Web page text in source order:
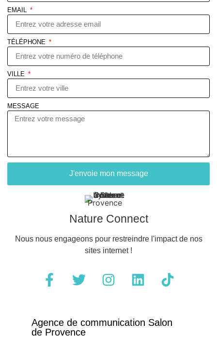
EMAIL
TÉLÉPHONE
VILLE
MESSAGE
J'envoie mon message
Nature Connect
Nous nous engageons pour restreindre l'impact de nos
sites internet !
Agence de communication Salon
de Provence